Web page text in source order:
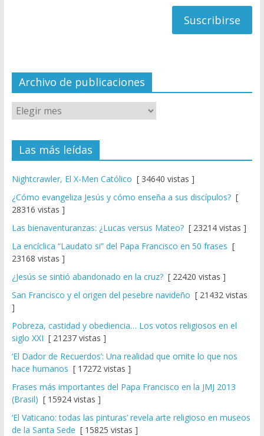
el
Archivo de publicaciones
Las más leídas
Nightcrawler, El X-Men Católico [ 34640 vistas ]
¿Cómo evangeliza Jesús y cómo enseña a sus discípulos?[
28316 vistas ]
Las bienaventuranzas: ¿Lucas versus Mateo?[ 23214 vistas ]
La encíclica “Laudato si” del Papa Francisco en 50 frases [
23168 vistas ]
¿Jesús se sintió abandonado en la cruz?[ 22420 vistas ]
San Francisco y el origen del pesebre navideño [ 21432 vistas
]
Pobreza, castidad y obediencia… Los votos religiosos en el
siglo XXI [ 21237 vistas ]
‘El Dador de Recuerdos’: Una realidad que omite lo que nos
hace humanos [ 17272 vistas ]
Frases más importantes del Papa Francisco en la JMJ 2013
(Brasil) [ 15924 vistas ]
‘El Vaticano: todas las pinturas’ revela arte religioso en museos
de la Santa Sede [ 15825 vistas ]